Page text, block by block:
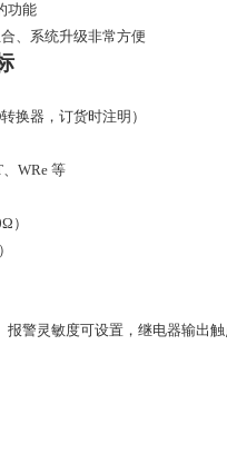
功能
、系统升级非常方便
转换器，订货时注明）
、 WRe 等
Ω）
警灵敏度可设置，继电器输出